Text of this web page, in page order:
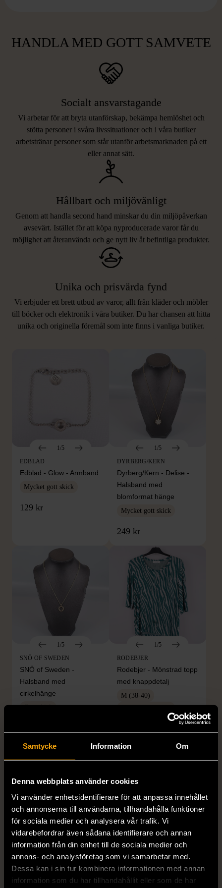
Samtycke Information Om
Denna webbplats använder cookies
Vi använder enhetsidentifierare för att anpassa innehållet
och annonserna till användarna, tillhandahålla funktioner
för sociala medier och analysera vår trafik. Vi
vidarebefordrar även sådana identifierare och annan
information från din enhet till de sociala medier och
annons- och analysföretag som vi samarbetar med.
Dessa kan i sin tur kombinera informationen med annan
information som du har tillhandahållit eller som de har
HANDLA MED GOTT SAMVETE
Socialt ansvarstagande
Vi arbetar för att bryta utanförskap, bekämpa hemlöshet och
stötta personer i svåra livssituationer och i våra butiker
arbetstränar personer som står utanför arbetsmarknaden på ett
eller annat sätt.
Hållbart och miljövänligt
Genom att handla second hand minskar du din miljöpåverkan
avsevärt. Istället för att köpa nyproducerade varor får du
möjlighet att återanvända och ge nytt liv åt befintliga produkter.
Unika och prisvärda fynd
Vi erbjuder ett brett utbud av varor, allt från kläder och möbler
till böcker och elektronik i våra butiker. Du har chansen att hitta
unika och originella föremål som inte finns i vanliga butiker.
LIKNANDE PRODUKTER
Hitta produkter som påminner om denna
1/5
EDBLAD
Edblad - Glow - Armband
Mycket gott skick
129 kr
1/5
DYRBERG/KERN
Dyrberg/Kern - Delise -
Halsband med
blomformat hänge
Mycket gott skick
249 kr
1/5
SNÖ OF SWEDEN
SNÖ of Sweden -
Halsband med
cirkelhänge
Gott skick
1/5
RODEBJER
Rodebjer - Mönstrad topp
med knappdetalj
M (38-40)
Mycket gott skick
1/5
H&M
H&M - Leopardmönstrad
volangklänning
H&M
H&M - Plisserad midikjol
med resårmidja -